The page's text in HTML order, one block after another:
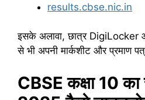
results.cbse.nic.in
इसके अलावा, छात्र DigiLocker
से भी अपनी मार्कशीट और प्रमाण
CBSE कक्षा 10 का